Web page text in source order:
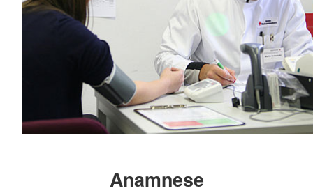
Anamnese